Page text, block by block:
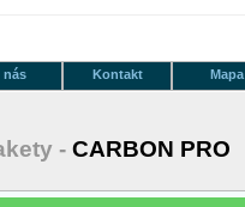
Mapa
Kontakt
nás
- CARBON PRO